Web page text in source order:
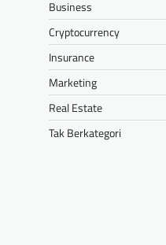
Business
Cryptocurrency
Insurance
Marketing
Real Estate
Tak Berkategori